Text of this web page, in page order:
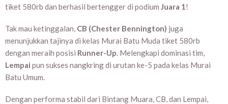
tiket 580rb dan berhasil bertengger di podium Juara 1!
Tak mau ketinggalan, CB (Chester Bennington) juga
menunjukkan tajinya di kelas Murai Batu Muda tiket 580rb
dengan meraih posisi Runner-Up. Melengkapi dominasi tim,
Lempai pun sukses nangkring di urutan ke-5 pada kelas Murai
Batu Umum.
Dengan performa stabil dari Bintang Muara, CB, dan Lempai,